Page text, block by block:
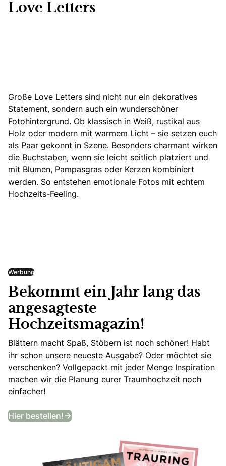
Love Letters
Große Love Letters sind nicht nur ein dekoratives
Statement, sondern auch ein wunderschöner
Fotohintergrund. Ob klassisch in Weiß, rustikal aus
Holz oder modern mit warmem Licht – sie setzen euch
als Paar gekonnt in Szene. Besonders charmant wirken
die Buchstaben, wenn sie leicht seitlich platziert und
mit Blumen, Pampasgras oder Kerzen kombiniert
werden. So entstehen emotionale Fotos mit echtem
Hochzeits-Feeling.
Werbung
Bekommt ein Jahr lang das
angesagteste
Hochzeitsmagazin!
Blättern macht Spaß, Stöbern ist noch schöner! Habt
ihr schon unsere neueste Ausgabe? Oder möchtet sie
verschenken? Vollgepackt mit jeder Menge Inspiration
machen wir die Planung eurer Traumhochzeit noch
einfacher!
Hier bestellen! Bekommt ein Jahr lang das